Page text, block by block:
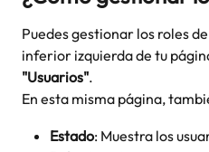
Puedes gestionar los roles
inferior izquierda de tu
"Usuarios".
En esta misma página,
Estado: Muestra los